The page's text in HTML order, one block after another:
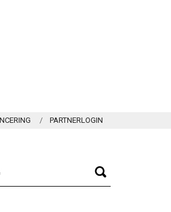
PARTNERLOGIN